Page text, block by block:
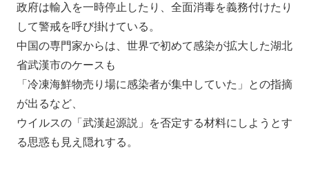
政府は輸入を一時停止したり、全面消毒を義務付けたり
して警戒を呼び掛けている。
中国の専門家からは、世界で初めて感染が拡大した湖北
省武漢市のケースも
「冷凍海鮮物売り場に感染者が集中していた」との指摘
が出るなど、
ウイルスの「武漢起源説」を否定する材料にしようとす
る思惑も見え隠れする。